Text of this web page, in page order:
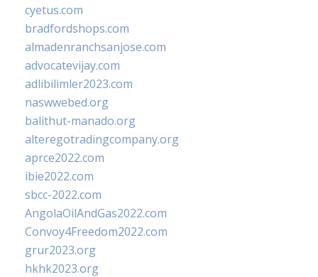
cyetus.com
bradfordshops.com
almadenranchsanjose.com
advocatevijay.com
adlibilimler2023.com
naswwebed.org
balithut-manado.org
alteregotradingcompany.org
aprce2022.com
ibie2022.com
sbcc-2022.com
AngolaOilAndGas2022.com
Convoy4Freedom2022.com
grur2023.org
hkhk2023.org